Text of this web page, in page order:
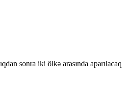
sonra iki ölkə arasında aparılacaq